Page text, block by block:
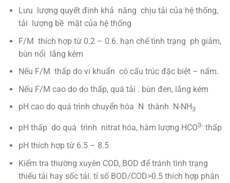
Lưu lượng quyết định khả năng chịu tải của hệ thống,
tải lượng bề mặt của hệ thống
F/M thích hợp từ 0.2 – 0.6. hạn chế tình trạng ph giảm,
bùn nổi lắng kém
Nếu F/M thấp do vi khuẩn có cấu trúc đặc biệt – nấm.
Nếu F/M cao do do thấp, quá tải . bùn đen, lắng kém
pH cao do quá trình chuyển hóa N thành N-NH3
pH thấp do quá trình nitrat hóa, hàm lượng HCO3-thấp
pH thích hợp từ 6.5 – 8.5
Kiểm tra thường xuyên COD, BOD để tránh tình trạng
thiếu tải hay sốc tải. tỉ số BOD/COD>0.5 thích hợp phân